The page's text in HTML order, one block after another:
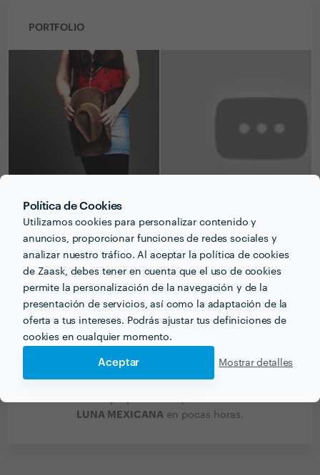
Política de Cookies
Utilizamos cookies para personalizar contenido y
anuncios, proporcionar funciones de redes sociales y
analizar nuestro tráfico. Al aceptar la política de cookies
de Zaask, debes tener en cuenta que el uso de cookies
permite la personalización de la navegación y de la
presentación de servicios, así como la adaptación de la
oferta a tus intereses. Podrás ajustar tus definiciones de
cookies en cualquier momento.
Aceptar Mostrar detalles
PORTFOLIO
LUNA MEXICANA en pocas horas.